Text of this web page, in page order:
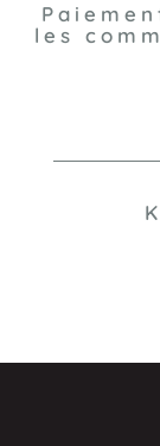
les